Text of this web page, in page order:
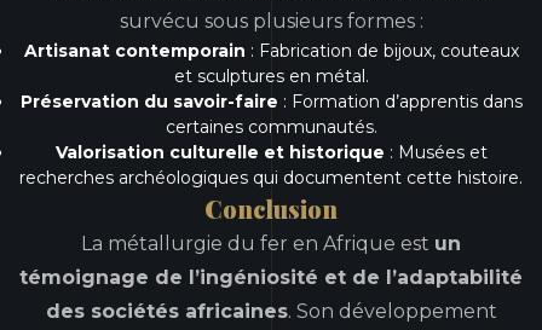
survécu sous plusieurs formes :
Artisanat contemporain : Fabrication de bijoux, couteaux
et sculptures en métal.
Préservation du savoir-faire : Formation d’apprentis dans
certaines communautés.
Valorisation culturelle et historique : Musées et
recherches archéologiques qui documentent cette histoire.
Conclusion
La métallurgie du fer en Afrique est un
témoignage de l’ingéniosité et de l’adaptabilité
des sociétés africaines. Son développement